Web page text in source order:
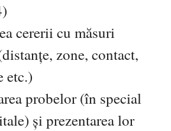
cererii cu măsuri
zone, contact,
etc.)
probelor (în special
și prezentarea lor